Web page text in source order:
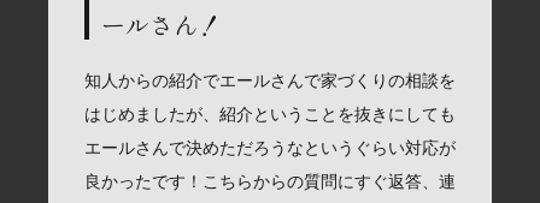
ールさん！
知人からの紹介でエールさんで家づくりの相談を
はじめましたが、紹介ということを抜きにしても
エールさんで決めただろうなというぐらい対応が
良かったです！こちらからの質問にすぐ返答、連